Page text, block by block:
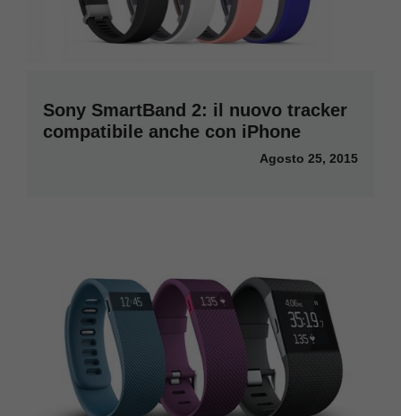
Sony SmartBand 2: il nuovo tracker
compatibile anche con iPhone
Agosto 25, 2015